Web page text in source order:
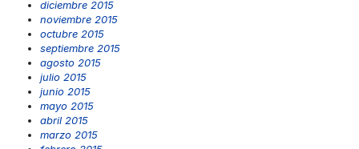
diciembre 2015
noviembre 2015
octubre 2015
septiembre 2015
agosto 2015
julio 2015
junio 2015
mayo 2015
abril 2015
marzo 2015